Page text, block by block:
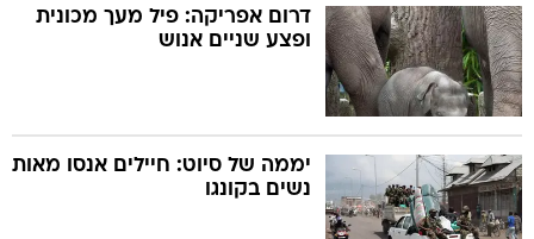
דרום אפריקה: פיל מעך מכונית
ופצע שניים אנוש
יממה של סיוט: חיילים אנסו מאות
נשים בקונגו